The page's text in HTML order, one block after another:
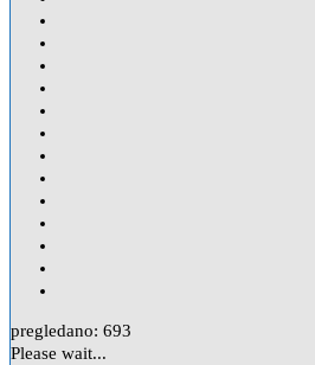
pregledano: 693
Please wait...